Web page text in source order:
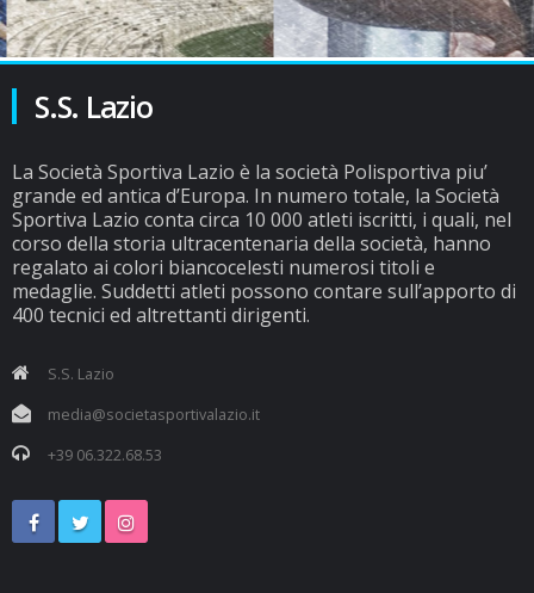
S.S. Lazio
La Società Sportiva Lazio è la società Polisportiva piu’
grande ed antica d’Europa. In numero totale, la Società
Sportiva Lazio conta circa 10 000 atleti iscritti, i quali, nel
corso della storia ultracentenaria della società, hanno
regalato ai colori biancocelesti numerosi titoli e
medaglie. Suddetti atleti possono contare sull’apporto di
400 tecnici ed altrettanti dirigenti.
S.S. Lazio
media@societasportivalazio.it
+39 06.322.68.53